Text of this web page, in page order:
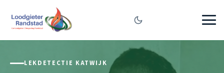
LEKDETECTIE KATWIJK